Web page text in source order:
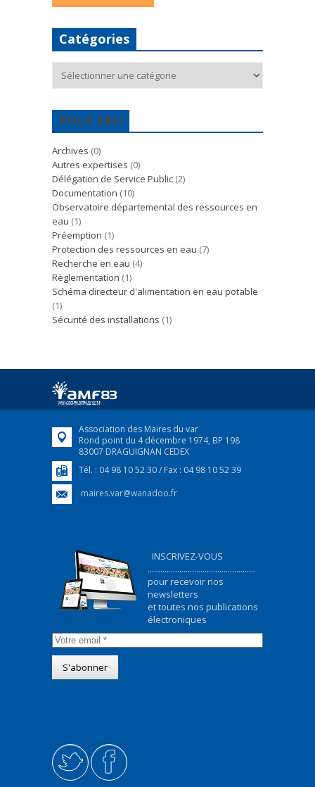
Catégories
POLE EAU
Archives (0)
Autres expertises (0)
Délégation de Service Public (2)
Documentation (10)
Observatoire départemental des ressources en
eau (1)
Préemption (1)
Protection des ressources en eau (7)
Recherche en eau (4)
Règlementation (1)
Schéma directeur d'alimentation en eau potable
(1)
Sécurité des installations (1)
Association des Maires du var
Rond point du 4 décembre 1974, BP 198
83007 DRAGUIGNAN CEDEX
Tél. : 04 98 10 52 30 / Fax : 04 98 10 52 39
maires.var@wanadoo.fr
INSCRIVEZ-VOUS
...................................................
pour recevoir nos
newsletters
et toutes nos publications
électroniques